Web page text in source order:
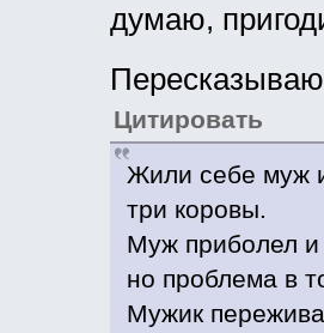
думаю,
Цитировать
Жили себе муж
три коровы.
Муж приболел и
но проблема в
Мужик